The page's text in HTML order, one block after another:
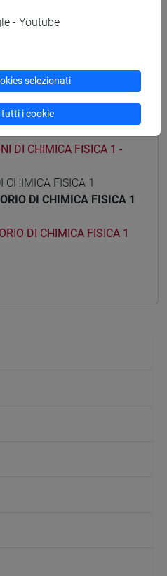
1 E LABORATORIO -
1 E LABORATORIO -
DI CHIMICA FISICA 1 -
CHIMICA FISICA 1
DI CHIMICA FISICA 1
DI CHIMICA FISICA 1
- Youtube
selezionati
i cookie